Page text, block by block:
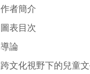
作者簡介
圖表目次
導論
跨文化視野下的兒童